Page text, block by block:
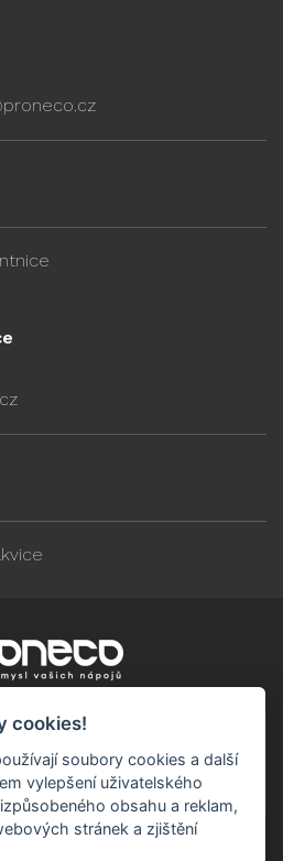
cookies!
soubory cookies a další
vylepšení uživatelského
obsahu a reklam,
stránek a zjištění